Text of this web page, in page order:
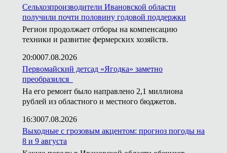
Сельхозпроизводители Ивановской области
получили почти половину годовой поддержки
Регион продолжает отборы на компенсацию
техники и развитие фермерских хозяйств.
20:0007.08.2026
Первомайский детсад «Ягодка» заметно
преобразился
На его ремонт было направлено 2,1 миллиона
рублей из областного и местного бюджетов.
16:3007.08.2026
Выходные с грозовым акцентом: прогноз погоды на
8 и 9 августа